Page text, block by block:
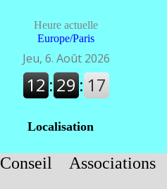
Heure actuelle
Europe/Paris
Localisation
Conseil Associations